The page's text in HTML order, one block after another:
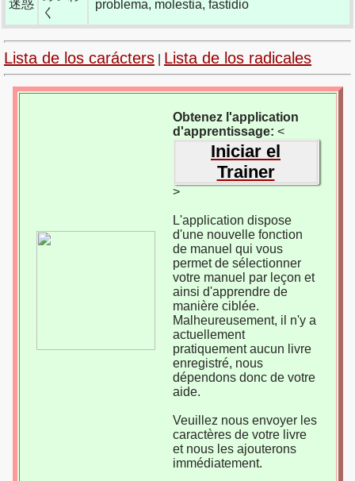
迷惑
く
problema, molestia, fastidio
Lista de los carácters Lista de los radicales
Obtenez l'application
d'apprentissage: <
Iniciar el
Trainer
>
L'application dispose
d'une nouvelle fonction
de manuel qui vous
permet de sélectionner
votre manuel par leçon et
ainsi d'apprendre de
manière ciblée.
Malheureusement, il n'y a
actuellement
pratiquement aucun livre
enregistré, nous
dépendons donc de votre
aide.
Veuillez nous envoyer les
caractères de votre livre
et nous les ajouterons
immédiatement.